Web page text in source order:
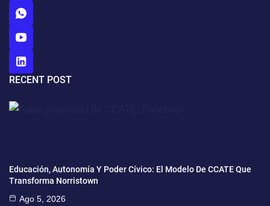
RECENT POST
Educación, Autonomía Y Poder Cívico: El Modelo De CCATE Que
Transforma Norristown
Ago 5, 2026